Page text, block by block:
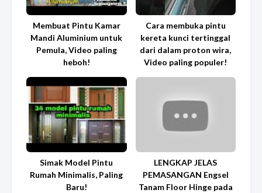
Membuat Pintu Kamar
Mandi Aluminium untuk
Pemula, Video paling
heboh!
Cara membuka pintu
kereta kunci tertinggal
dari dalam proton wira,
Video paling populer!
Simak Model Pintu
Rumah Minimalis, Paling
Baru!
LENGKAP JELAS
PEMASANGAN Engsel
Tanam Floor Hinge pada